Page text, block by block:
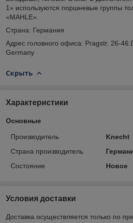
1» используются поршневые группы
«MAHLE».
Страна: Германия
Адрес головного офиса: Pragstr. 26-
Germany
Скрыть
Характеристики
Основные
Производитель
Knecht
Страна производитель
Состояние
Новое
Условия доставки
Доставка осуществляется только по